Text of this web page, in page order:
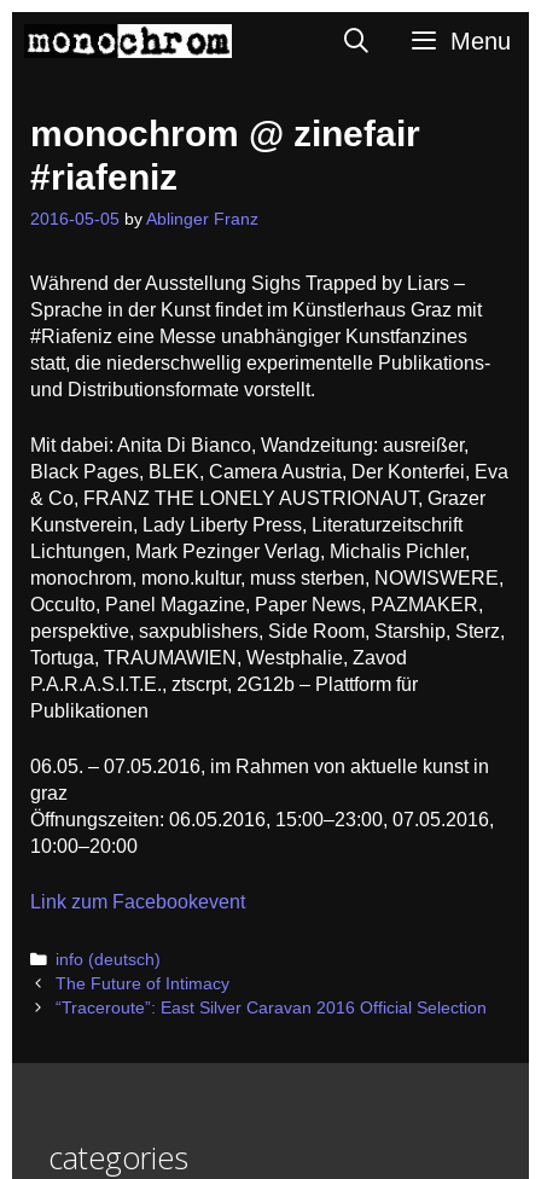
SearchMenu
monochrom @ zinefair
#riafeniz
2016-05-05 by Ablinger Franz
Während der Ausstellung Sighs Trapped by Liars –
Sprache in der Kunst findet im Künstlerhaus Graz mit
#Riafeniz eine Messe unabhängiger Kunstfanzines
statt, die niederschwellig experimentelle Publikations-
und Distributionsformate vorstellt.
Mit dabei: Anita Di Bianco, Wandzeitung: ausreißer,
Black Pages, BLEK, Camera Austria, Der Konterfei, Eva
& Co, FRANZ THE LONELY AUSTRIONAUT, Grazer
Kunstverein, Lady Liberty Press, Literaturzeitschrift
Lichtungen, Mark Pezinger Verlag, Michalis Pichler,
monochrom, mono.kultur, muss sterben, NOWISWERE,
Occulto, Panel Magazine, Paper News, PAZMAKER,
perspektive, saxpublishers, Side Room, Starship, Sterz,
Tortuga, TRAUMAWIEN, Westphalie, Zavod
P.A.R.A.S.I.T.E., ztscrpt, 2G12b – Plattform für
Publikationen
06.05. – 07.05.2016, im Rahmen von aktuelle kunst in
graz
Öffnungszeiten: 06.05.2016, 15:00–23:00, 07.05.2016,
10:00–20:00
Link zum Facebookevent
Categories
info (deutsch)
Post
navigation
The Future of Intimacy
“Traceroute”: East Silver Caravan 2016 Official Selection
categories